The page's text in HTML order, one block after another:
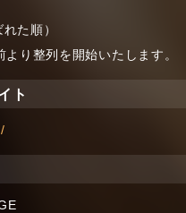
た順）
り整列を開始いたします。
ト